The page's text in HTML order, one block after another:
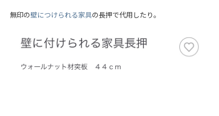
無印の壁につけられる家具の長押で代用したり。